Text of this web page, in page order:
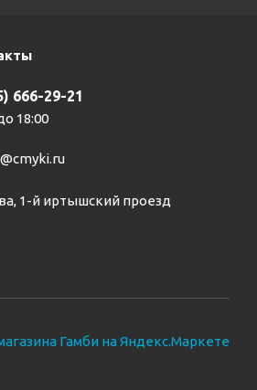
666-29-21
18:00
1-й иртышский проезд